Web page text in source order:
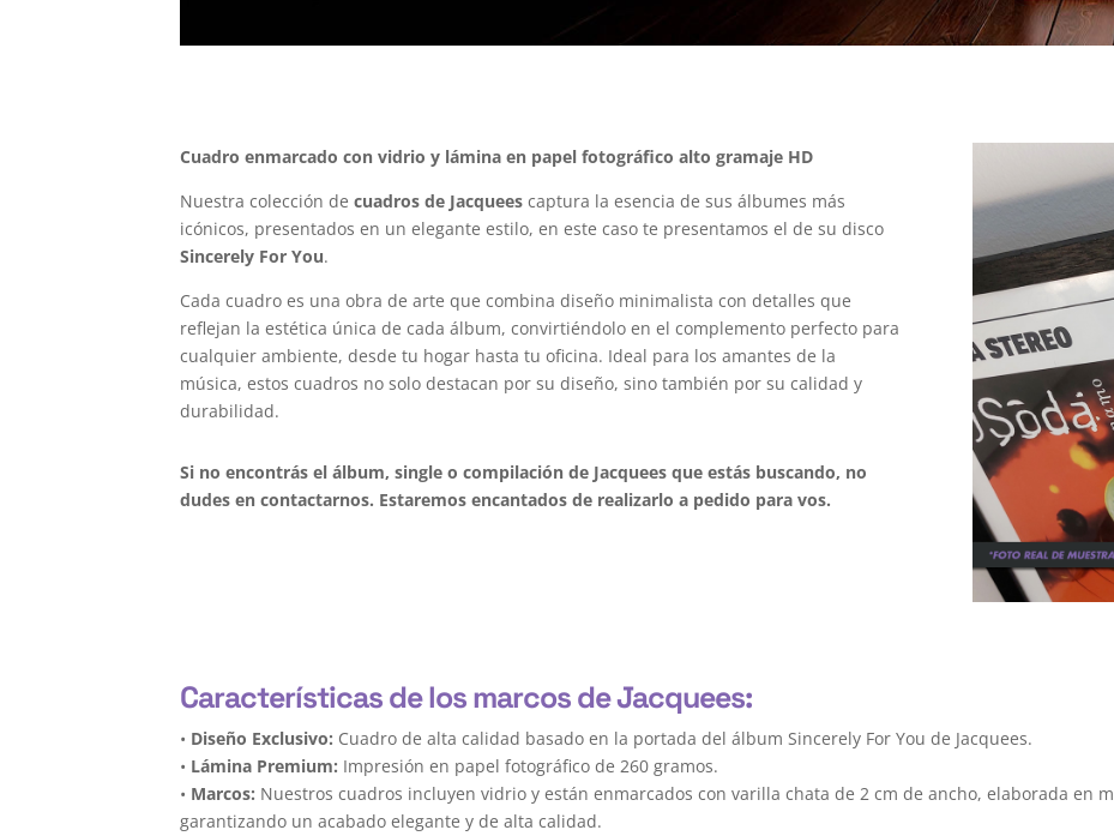
Cuadro enmarcado con vidrio y lámina en papel fotográfico alto gramaje HD
Nuestra colección decuadros de Jacquees captura la esencia de sus álbumes más
icónicos, presentados en un elegante estilo, en este caso te presentamos el de su disco
Sincerely For You.
Cada cuadro es una obra de arte que combina diseño minimalista con detalles que
reflejan la estética única de cada álbum, convirtiéndolo en el complemento perfecto para
cualquier ambiente, desde tu hogar hasta tu oficina. Ideal para los amantes de la
música, estos cuadros no solo destacan por su diseño, sino también por su calidad y
durabilidad.
Si no encontrás el álbum, single o compilación de Jacquees que estás buscando, no
dudes en contactarnos. Estaremos encantados de realizarlo a pedido para vos.
Características de los marcos de Jacquees:
• Diseño Exclusivo: Cuadro de alta calidad basado en la portada del álbum Sincerely For You de Jacquees.
• Lámina Premium: Impresión en papel fotográfico de 260 gramos.
• Marcos: Nuestros cuadros incluyen vidrio y están enmarcados con varilla chata de 2 cm de ancho, elaborada en
garantizando un acabado elegante y de alta calidad.